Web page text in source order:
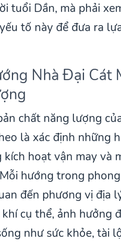
tuổi Dần, mà phải
tố này để đưa ra
Nhà Đại Cát
chất năng lượng
là xác định những
kích hoạt vận may và
hướng trong
đến phương vị địa
cụ thể, ảnh hưởng
như sức khỏe, tài